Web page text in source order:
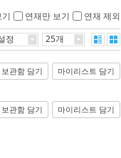
연재만 보기 연재 제외
정 25개
보관함 담기 마이리스트 담기
보관함 담기 마이리스트 담기